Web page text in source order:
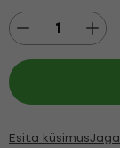
Esita küsimusJaga